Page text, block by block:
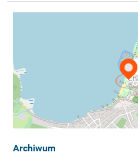
Archiwum